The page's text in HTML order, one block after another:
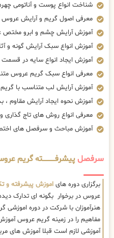
شناخت انواع پوست و آناتومی
معرفی اصول گریم و آرایش عروس
آموزش آرایش چشم و ابرو
آموزش انواع سبک آرایش گونه و
آموزش ایجاد انواع سایه در
معرفی انواع سبک گریم عروس
آموزش آرایش لب متناسب با
آموزش نحوه ایجاد آرایش مقاوم
معرفی انواع روش های تاج
آموزش مباحث و سرفصل های
سرفصلپیشرفــــــــــــته
برگزاری دوره های اموزش پیشرفته و
عروس در برخوار بگونه ای تدارک
هنرآموزان با شرکت در دوره
مفاهیم را در زمینه گریم عروس
آموزشی لازم است قبلا آموزش